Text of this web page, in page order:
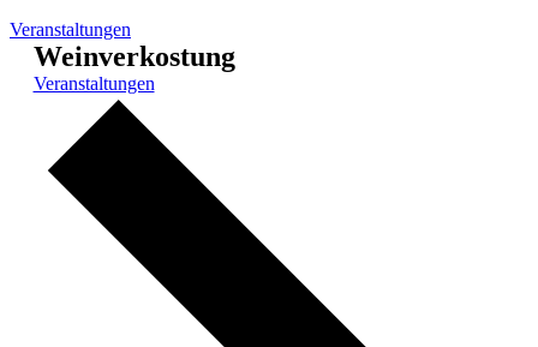
Veranstaltungen
Weinverkostung
Veranstaltungen